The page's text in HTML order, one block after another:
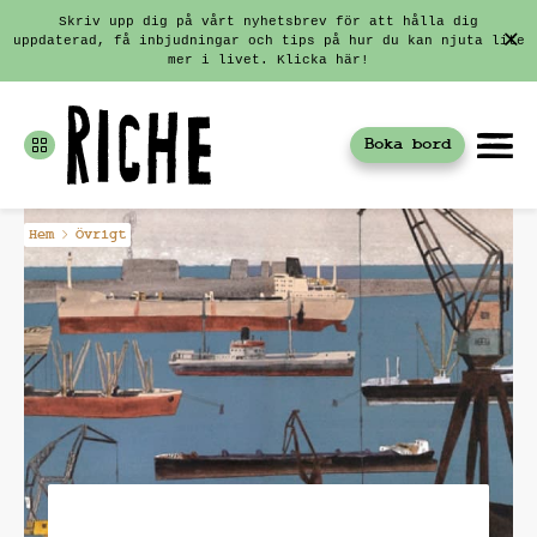
Fortsätt
till
innehållet
Skriv upp dig på vårt nyhetsbrev för att hålla dig
uppdaterad, få inbjudningar och tips på hur du kan njuta lite
mer i livet. Klicka här!
Boka bord
Hem Övrigt